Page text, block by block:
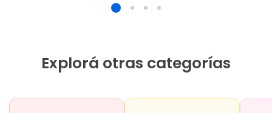
Explorá otras categorías